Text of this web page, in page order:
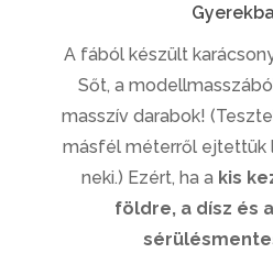
A fából készült
Sőt, a
masszív darabok!
másfél méterről ejtettük
neki.) Ezért, ha a kis
földre, a dísz és